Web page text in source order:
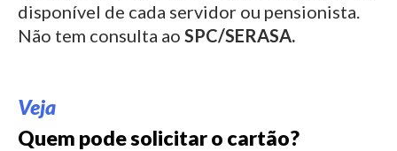
disponível de cada servidor ou pensionista.
Não tem consulta ao SPC/SERASA.
Veja
Quem pode solicitar o cartão?